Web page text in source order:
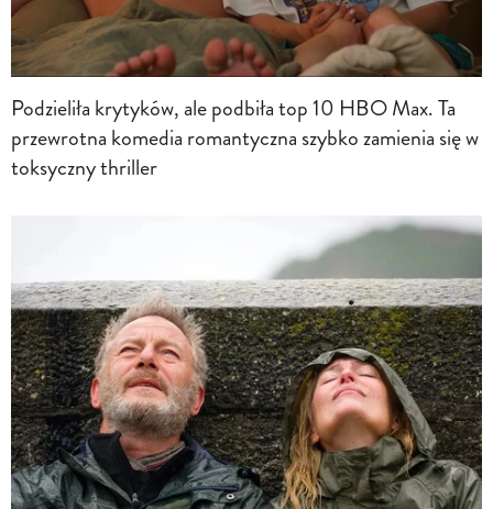
Podzieliła krytyków, ale podbiła top 10 HBO Max. Ta
przewrotna komedia romantyczna szybko zamienia się w
toksyczny thriller